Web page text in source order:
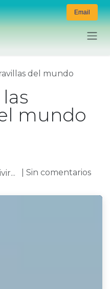
Email
del mundo
mundo
| Sin comentarios